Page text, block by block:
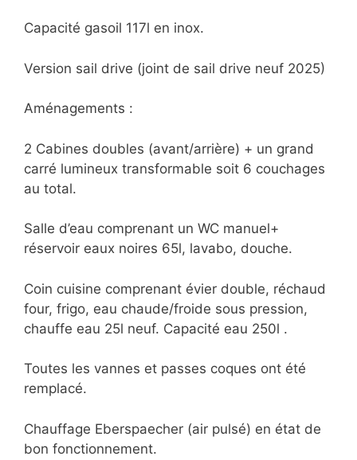
Capacité gasoil 117l en inox.
Version sail drive (joint de sail drive neuf 2025)
Aménagements :
2 Cabines doubles (avant/arrière) + un grand
carré lumineux transformable soit 6 couchages
au total.
Salle d’eau comprenant un WC manuel+
réservoir eaux noires 65l, lavabo, douche.
Coin cuisine comprenant évier double, réchaud
four, frigo, eau chaude/froide sous pression,
chauffe eau 25l neuf. Capacité eau 250l .
Toutes les vannes et passes coques ont été
remplacé.
Chauffage Eberspaecher (air pulsé) en état de
bon fonctionnement.